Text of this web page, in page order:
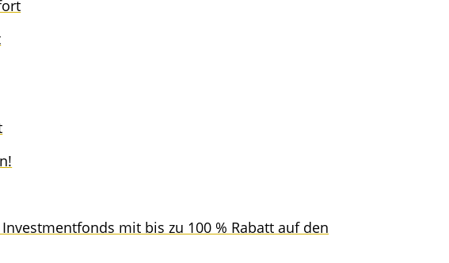
mit bis zu 100 % Rabatt auf den